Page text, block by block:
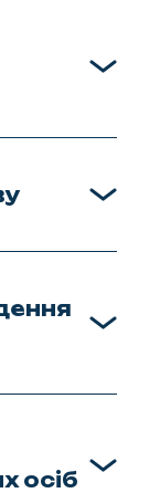
осіб